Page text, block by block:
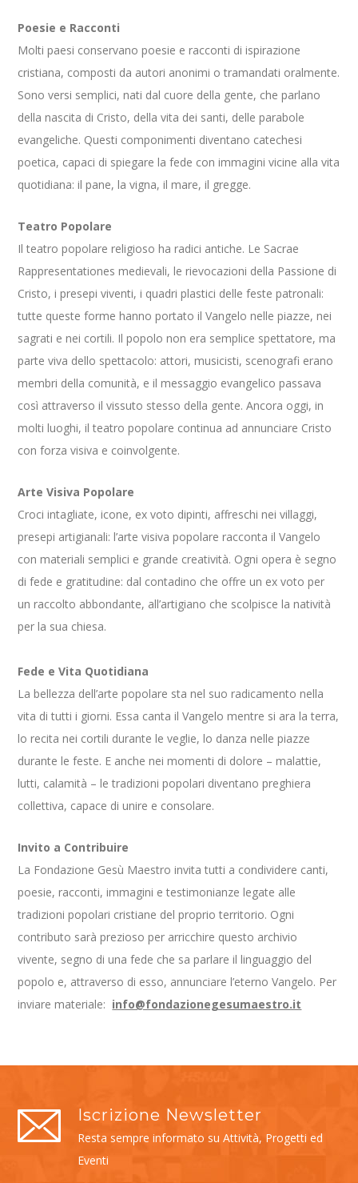
Poesie e Racconti
Molti paesi conservano poesie e racconti di ispirazione
cristiana, composti da autori anonimi o tramandati oralmente.
Sono versi semplici, nati dal cuore della gente, che parlano
della nascita di Cristo, della vita dei santi, delle parabole
evangeliche. Questi componimenti diventano catechesi
poetica, capaci di spiegare la fede con immagini vicine alla vita
quotidiana: il pane, la vigna, il mare, il gregge.
Teatro Popolare
Il teatro popolare religioso ha radici antiche. Le Sacrae
Rappresentationes medievali, le rievocazioni della Passione di
Cristo, i presepi viventi, i quadri plastici delle feste patronali:
tutte queste forme hanno portato il Vangelo nelle piazze, nei
sagrati e nei cortili. Il popolo non era semplice spettatore, ma
parte viva dello spettacolo: attori, musicisti, scenografi erano
membri della comunità, e il messaggio evangelico passava
così attraverso il vissuto stesso della gente. Ancora oggi, in
molti luoghi, il teatro popolare continua ad annunciare Cristo
con forza visiva e coinvolgente.
Arte Visiva Popolare
Croci intagliate, icone, ex voto dipinti, affreschi nei villaggi,
presepi artigianali: l’arte visiva popolare racconta il Vangelo
con materiali semplici e grande creatività. Ogni opera è segno
di fede e gratitudine: dal contadino che offre un ex voto per
un raccolto abbondante, all’artigiano che scolpisce la natività
per la sua chiesa.
Fede e Vita Quotidiana
La bellezza dell’arte popolare sta nel suo radicamento nella
vita di tutti i giorni. Essa canta il Vangelo mentre si ara la terra,
lo recita nei cortili durante le veglie, lo danza nelle piazze
durante le feste. E anche nei momenti di dolore – malattie,
lutti, calamità – le tradizioni popolari diventano preghiera
collettiva, capace di unire e consolare.
Invito a Contribuire
La Fondazione Gesù Maestro invita tutti a condividere canti,
poesie, racconti, immagini e testimonianze legate alle
tradizioni popolari cristiane del proprio territorio. Ogni
contributo sarà prezioso per arricchire questo archivio
vivente, segno di una fede che sa parlare il linguaggio del
popolo e, attraverso di esso, annunciare l’eterno Vangelo. Per
inviare materiale: info@fondazionegesumaestro.it
Iscrizione Newsletter
Resta sempre informato su Attività, Progetti ed
Eventi